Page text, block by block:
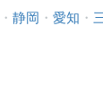
・ 静岡 ・ 愛知 ・